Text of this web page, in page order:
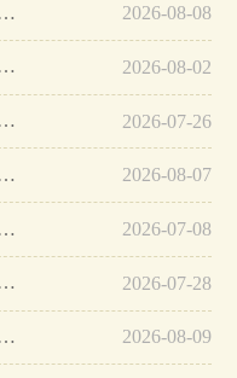
云烟云龙细支怎么样 云烟云龙香烟价格表图… 2026-08-08
云烟细支云龙怎么样 云烟细支云龙批发价格2025… 2026-08-02
云烟细支云龙多少钱 云烟细支云龙价格信息大全… 2026-07-26
云烟细支云龙多少钱一包 云烟细支云龙价格表和图片… 2026-08-07
云烟云龙细支多少钱 云烟云龙细支价格及图片介绍… 2026-07-08
云烟云龙细支多少钱 云烟云龙香烟怎么样… 2026-07-28
云烟细支云龙多少钱 云烟细支云龙价格表图2025… 2026-08-09